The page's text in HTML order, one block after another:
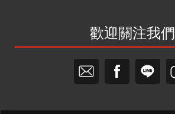
歡迎關注我們